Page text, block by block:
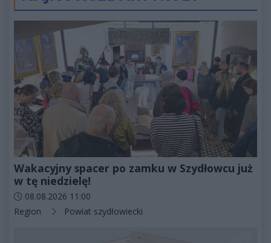
Wakacyjny spacer po zamku w Szydłowcu już
w tę niedzielę!
Data dodania artykułu:
08.08.2026 11:00
Kategorie artykułu:
Region Powiat szydłowiecki